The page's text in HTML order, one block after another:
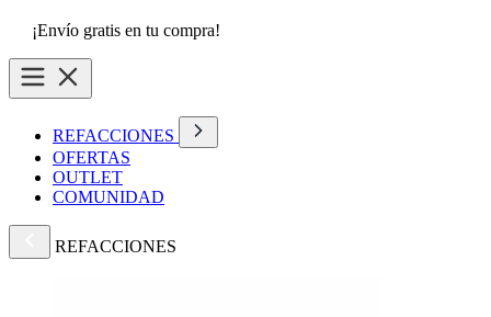
¡Envío gratis en tu compra!
REFACCIONES
OFERTAS
OUTLET
COMUNIDAD
REFACCIONES